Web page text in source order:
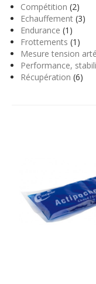
Compétition (2)
Echauffement (3)
Endurance (1)
Frottements (1)
Mesure tension
Performance,
Récupération (6)